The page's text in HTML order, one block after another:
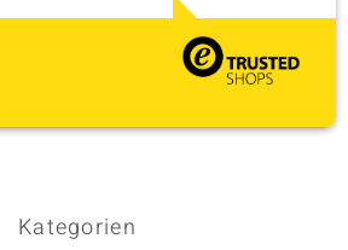
Kategorien